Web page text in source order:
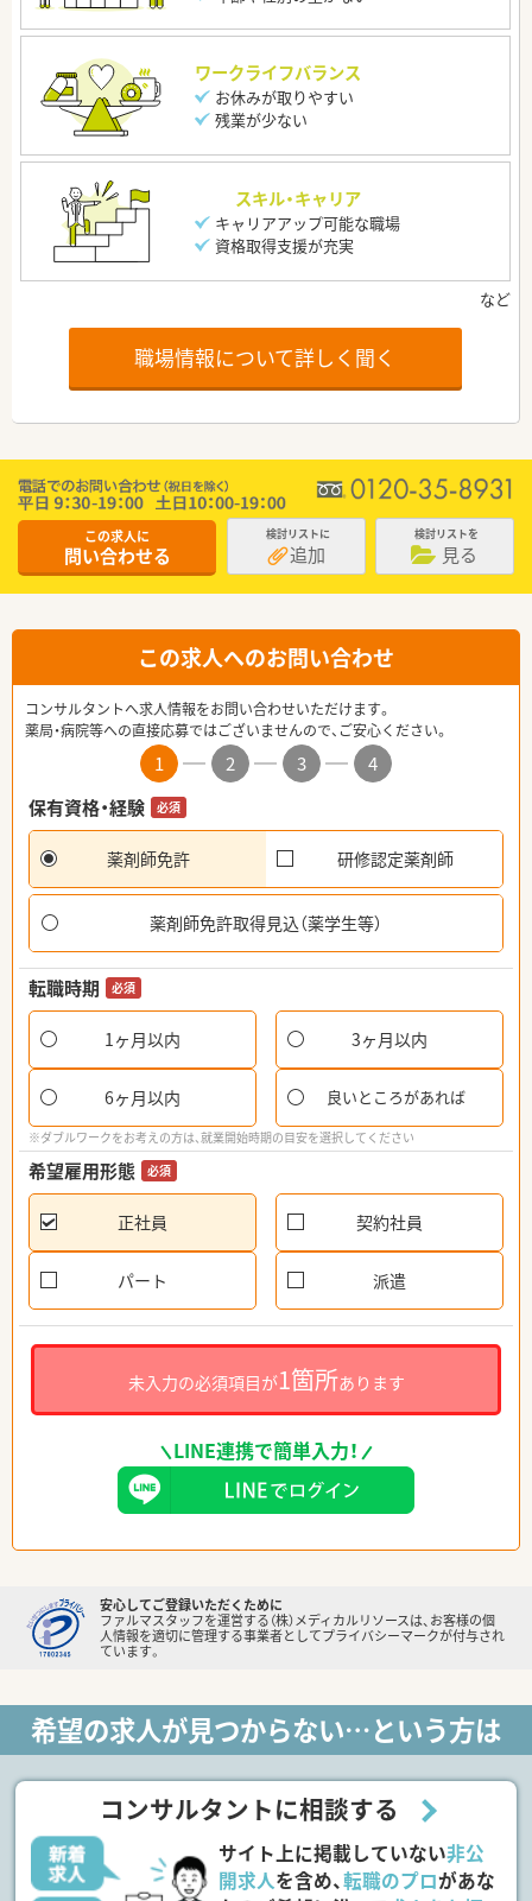
ワークライフバランス
お休みが取りやすい
残業が少ない
スキル・キャリア
キャリアアップ可能な職場
資格取得支援が充実
職場情報について詳しく聞く
この求人に
問い合わせる
検討リストに
追加
検討リストを
見る
この求人へのお問い合わせ
コンサルタントへ求人情報をお問い合わせいただけます。
薬局・病院等への直接応募ではございませんので、ご安心ください。
1 2 3
4
保有資格・経験
必須
薬剤師免許 研修認定薬剤師
薬剤師免許取得見込（薬学生等）
転職時期 必須
1ヶ月以内 3ヶ月以内
6ヶ月以内 良いところがあれば
※ダブルワークをお考えの方は、就業開始時期の目安を選択してください
希望雇用形態 必須
正社員 契約社員
パート 派遣
未入力の必須項目が1箇所あります
LINE連携で簡単入力！
安心してご登録いただくために
ファルマスタッフを運営する（株）メディカルリソースは、お客様の個
人情報を適切に管理する事業者としてプライバシーマークが付与され
ています。
希望の求人が見つからない…という方は
コンサルタントに相談する
サイト上に掲載していない非公
開求人を含め、転職のプロがあな